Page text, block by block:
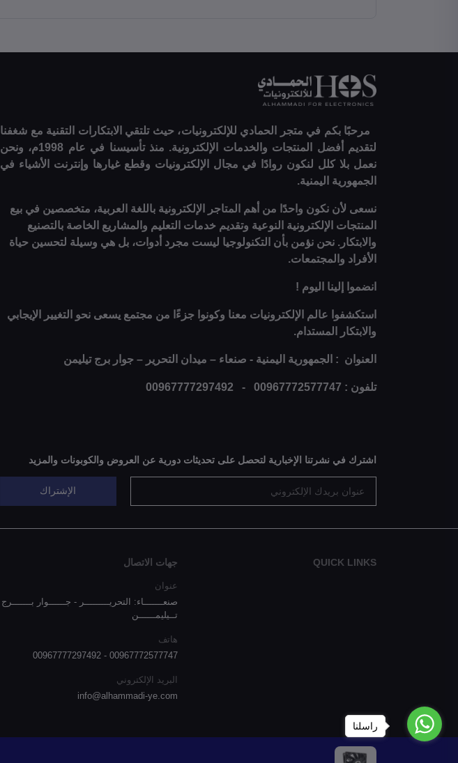
مرحبًا بكم في متجر الحمادي للإلكترونيات، حيث تلتقي الابتكارات التقنية مع شغفنا
لتقديم أفضل المنتجات والخدمات الإلكترونية. منذ تأسيسنا في عام 1998م، ونحن
نعمل بلا كلل لنكون روادًا في مجال الإلكترونيات وقطع غيارها وإنترنت الأشياء في
الجمهورية اليمنية.
نسعى لأن نكون واحدًا من أهم المتاجر الإلكترونية باللغة العربية، متخصصين في بيع
المنتجات الإلكترونية النوعية وتقديم خدمات التعليم والمشاريع الخاصة بالتصنيع
والابتكار. نحن نؤمن بأن التكنولوجيا ليست مجرد أدوات، بل هي وسيلة لتحسين حياة
الأفراد والمجتمعات.
انضموا إلينا اليوم !
استكشفوا عالم الإلكترونيات معنا وكونوا جزءًا من مجتمع يسعى نحو التغيير الإيجابي
والابتكار المستدام.
العنوان : الجمهورية اليمنية - صنعاء – ميدان التحرير – جوار برج تيليمن
تلفون : 00967772577747 - 00967777297492
اشترك في نشرتنا الإخبارية لتحصل على تحديثات دورية عن العروض والكوبونات والمزيد
الإشتراك
QUICK LINKS جهات الاتصال
عنوان
صنعـــــــاء: التحريـــــــــر - جــــــوار بـــــــرج
تــيليمــــــن
هاتف
00967772577747 - 00967777297492
البريد الإلكتروني
info@alhammadi-ye.com
الحمادي للإلكترونيات 2025 © تطوير بواسطة
راسلنا